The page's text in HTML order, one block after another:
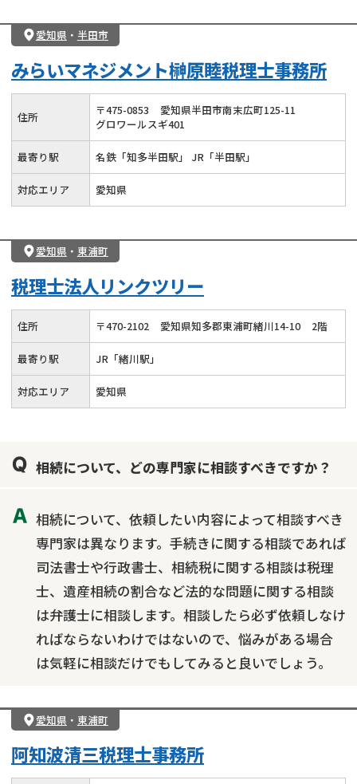
愛知県 ・ 半田市
みらいマネジメント榊原睦税理士事務所
住所 〒475-0853
愛知県半田市南末広町125-11
グロワールスギ401
最寄り駅 名鉄「知多半田駅」 JR「半田駅」
対応エリア 愛知県
愛知県 ・ 東浦町
税理士法人リンクツリー
住所 〒470-2102 愛知県知多郡東浦町緒川14-10 2階
最寄り駅 JR「緒川駅」
対応エリア 愛知県
相続について、どの専門家に相談すべきですか？
相続について、依頼したい内容によって相談すべき
専門家は異なります。手続きに関する相談であれば
司法書士や行政書士、相続税に関する相談は税理
士、遺産相続の割合など法的な問題に関する相談
は弁護士に相談します。相談したら必ず依頼しなけ
ればならないわけではないので、悩みがある場合
は気軽に相談だけでもしてみると良いでしょう。
愛知県 ・ 東浦町
阿知波清三税理士事務所